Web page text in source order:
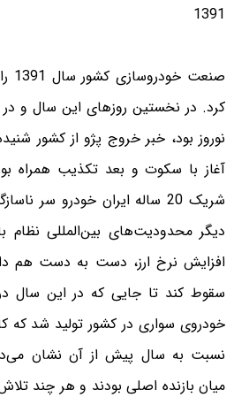
1391
کرد. در نخستین روزهای این سال و
نوروز بود، خبر خروج پژو از کشور
آغاز با سکوت و بعد تکذیب همراه
شریک 20 ساله ایران خودرو سر
دیگر محدودیت‌های بین‌المللی نظام
افزایش نرخ ارز، دست به دست هم
نسبت به سال پیش از آن نشان
میان بازنده اصلی بودند و هر چند